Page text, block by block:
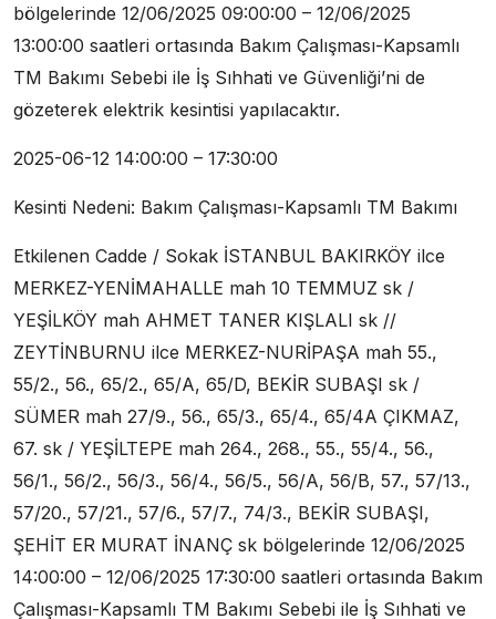
bölgelerinde 12/06/2025 09:00:00 – 12/06/2025
13:00:00 saatleri ortasında Bakım Çalışması-Kapsamlı
TM Bakımı Sebebi ile İş Sıhhati ve Güvenliği’ni de
gözeterek elektrik kesintisi yapılacaktır.
2025-06-12 14:00:00 – 17:30:00
Kesinti Nedeni: Bakım Çalışması-Kapsamlı TM Bakımı
Etkilenen Cadde / Sokak İSTANBUL BAKIRKÖY ilce
MERKEZ-YENİMAHALLE mah 10 TEMMUZ sk /
YEŞİLKÖY mah AHMET TANER KIŞLALI sk //
ZEYTİNBURNU ilce MERKEZ-NURİPAŞA mah 55.,
55/2., 56., 65/2., 65/A, 65/D, BEKİR SUBAŞI sk /
SÜMER mah 27/9., 56., 65/3., 65/4., 65/4A ÇIKMAZ,
67. sk / YEŞİLTEPE mah 264., 268., 55., 55/4., 56.,
56/1., 56/2., 56/3., 56/4., 56/5., 56/A, 56/B, 57., 57/13.,
57/20., 57/21., 57/6., 57/7., 74/3., BEKİR SUBAŞI,
ŞEHİT ER MURAT İNANÇ sk bölgelerinde 12/06/2025
14:00:00 – 12/06/2025 17:30:00 saatleri ortasında Bakım
Çalışması-Kapsamlı TM Bakımı Sebebi ile İş Sıhhati ve